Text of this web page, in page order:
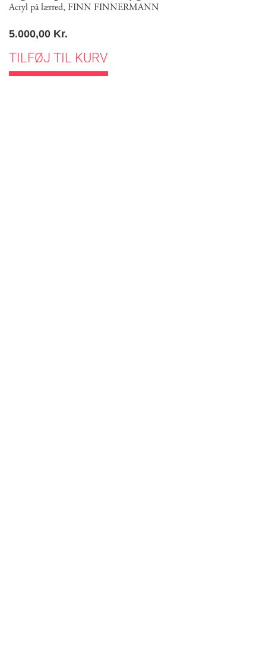
Acryl på lærred, FINN FINNERMANN
5.000,00 Kr.
TILFØJ TIL KURV